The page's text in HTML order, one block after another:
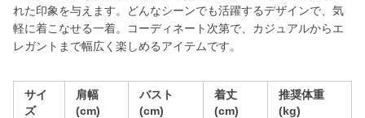
れた印象を与えます。どんなシーンでも活躍するデザインで、気
軽に着こなせる一着。コーディネート次第で、カジュアルからエ
レガントまで幅広く楽しめるアイテムです。
サイ
ズ
肩幅
(cm)
バスト
(cm)
着丈
(cm)
推奨体重
(kg)